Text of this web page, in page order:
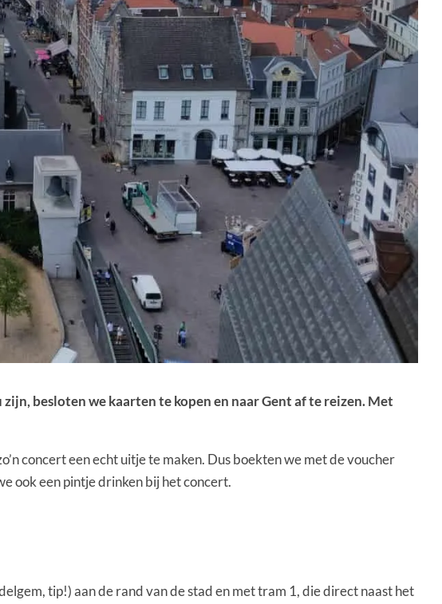
besloten we kaarten te kopen en naar Gent af te reizen. Met
concert een echt uitje te maken. Dus boekten we met de voucher
ook een pintje drinken bij het concert.
tip!) aan de rand van de stad en met tram 1, die direct naast het